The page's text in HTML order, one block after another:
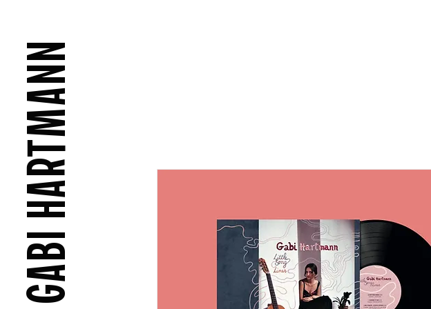
GABI HARTMANN